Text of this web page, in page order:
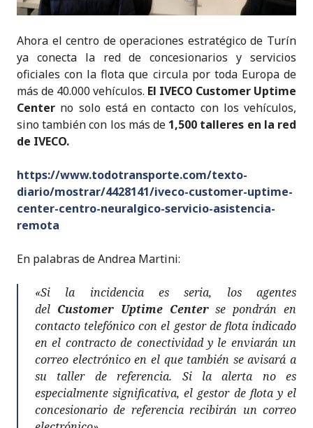
Ahora el centro de operaciones estratégico de Turín
ya conecta la red de concesionarios y servicios
oficiales con la flota que circula por toda Europa de
más de 40.000 vehículos. El IVECO Customer Uptime
Center no solo está en contacto con los vehículos,
sino también con los más de 1,500 talleres en la red
de IVECO.
https://www.todotransporte.com/texto-
diario/mostrar/4428141/iveco-customer-uptime-
center-centro-neuralgico-servicio-asistencia-
remota
En palabras de Andrea Martini:
«Si la incidencia es seria, los agentes
del Customer Uptime Centerse pondrán en
contacto telefónico con el gestor de flota indicado
en el contracto de conectividad y le enviarán un
correo electrónico en el que también se avisará a
su taller de referencia. Si la alerta no es
especialmente significativa, el gestor de flota y el
concesionario de referencia recibirán un correo